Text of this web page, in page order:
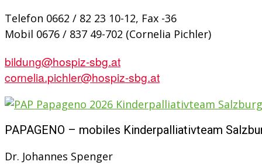
Telefon 0662 / 82 23 10-12, Fax -36
Mobil 0676 / 837 49-702 (Cornelia Pichler)
bildung@hospiz-sbg.at
cornelia.pichler@hospiz-sbg.at
PAPAGENO – mobiles Kinderpalliativteam
Dr. Johannes Spenger